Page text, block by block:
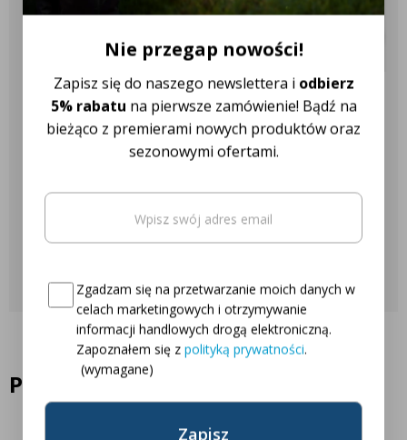
CX 8.80
Modernizacja oświetlenia na LED w kombajnach New Holland CX
pozwala znacząco poprawić widoczność podczas pracy po
zmroku oraz zwiększyć bezpieczeństwo w czasie żniw. Dzięki
technologii LED zyskuje się jaśniejsze i bardziej naturalne światło,
które lepiej odwzorowuje otoczenie maszyny.
ciągników
Nasza obsługa klienta jest do
Twojej dyspozycji!
Najczęściej zadawane pytania
Podobne produkty
Nie przegap nowości!
Zapisz się do naszego newslettera i odbierz
5% rabatu na pierwsze zamówienie! Bądź na
bieżąco z premierami nowych produktów oraz
sezonowymi ofertami.
Email
Consent (wymagane)
Zgadzam się na przetwarzanie moich danych w
celach marketingowych i otrzymywanie
informacji handlowych drogą elektroniczną.
Zapoznałem się z polityką prywatności.
(wymagane)
Oto Twój kod zniżkowy na